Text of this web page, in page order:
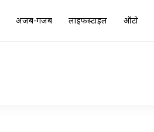
अजब-गजब लाइफस्टाइल ऑटो